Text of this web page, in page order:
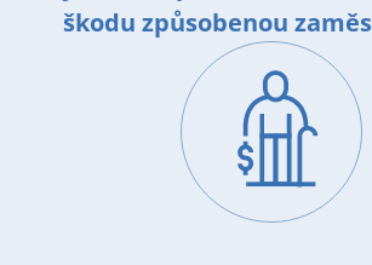
škodu způsobenou
Image